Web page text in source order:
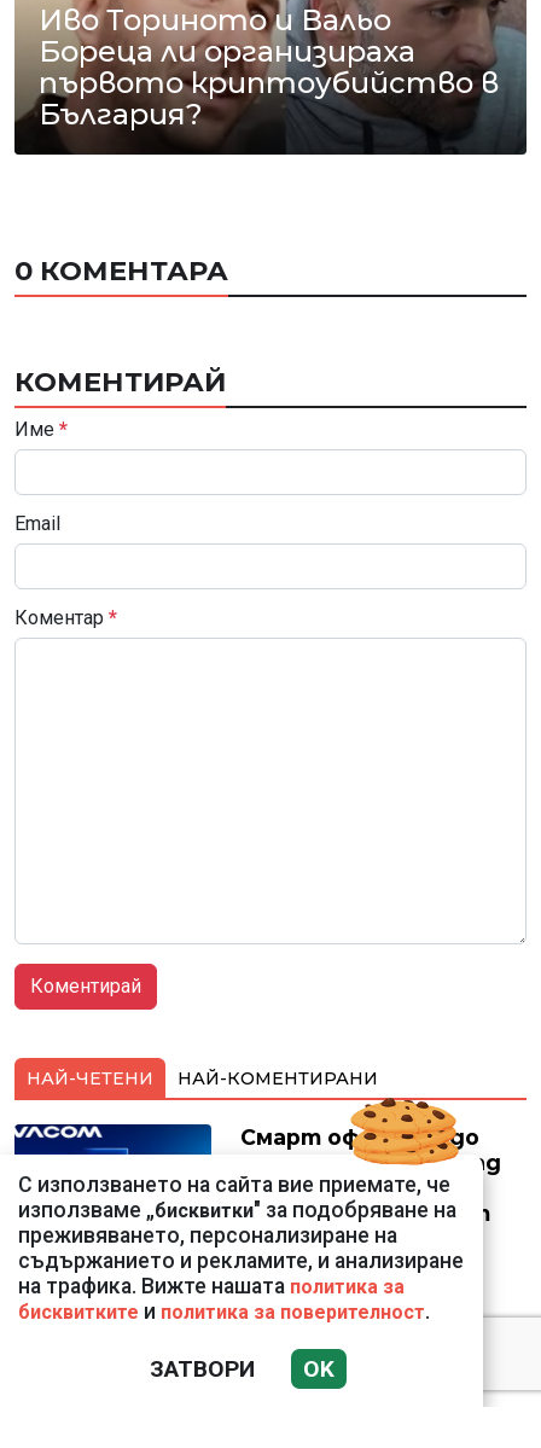
Иво Ториното и Вальо
Бореца ли организираха
първото криптоубийство в
България?
0 КОМЕНТАРА
КОМЕНТИРАЙ
Име *
Email
Коментар *
НАЙ-ЧЕТЕНИ НАЙ-КОМЕНТИРАНИ
Смарт оферти с до
90% отстъпка за над
150 устройства от
Vivacom през август
Подводни кадри от
Корфу разкриха
С използването на сайта вие приемате, че
използваме „бисквитки" за подобряване на
преживяването, персонализиране на
съдържанието и рекламите, и анализиране
на трафика. Вижте нашата политика за
бисквитките и политика за поверителност.
ЗАТВОРИ OK